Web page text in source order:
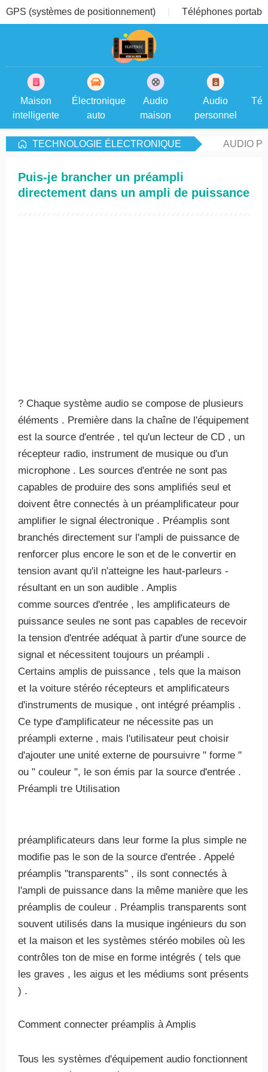
GPS (systèmes de positionnement) Téléphones
Maison
intelligente
Électronique
auto
Audio
maison
Audio
personnel
TECHNOLOGIE ÉLECTRONIQUE AUDIO
Puis-je brancher un préampli
directement dans un ampli de puissance
? Chaque système audio se compose de plusieurs
éléments . Première dans la chaîne de l'équipement
est la source d'entrée , tel qu'un lecteur de CD , un
récepteur radio, instrument de musique ou d'un
microphone . Les sources d'entrée ne sont pas
capables de produire des sons amplifiés seul et
doivent être connectés à un préamplificateur pour
amplifier le signal électronique . Préamplis sont
branchés directement sur l'ampli de puissance de
renforcer plus encore le son et de le convertir en
tension avant qu'il n'atteigne les haut-parleurs -
résultant en un son audible . Amplis
comme sources d'entrée , les amplificateurs de
puissance seules ne sont pas capables de recevoir
la tension d'entrée adéquat à partir d'une source de
signal et nécessitent toujours un préampli .
Certains amplis de puissance , tels que la maison
et la voiture stéréo récepteurs et amplificateurs
d'instruments de musique , ont intégré préamplis .
Ce type d'amplificateur ne nécessite pas un
préampli externe , mais l'utilisateur peut choisir
d'ajouter une unité externe de poursuivre " forme "
ou " couleur ", le son émis par la source d'entrée .
Préampli tre Utilisation
préamplificateurs dans leur forme la plus simple ne
modifie pas le son de la source d'entrée . Appelé
préamplis "transparents" , ils sont connectés à
l'ampli de puissance dans la même manière que les
préamplis de couleur . Préamplis transparents sont
souvent utilisés dans la musique ingénieurs du son
et la maison et les systèmes stéréo mobiles où les
contrôles ton de mise en forme intégrés ( tels que
les graves , les aigus et les médiums sont présents
) .
Comment connecter préamplis à Amplis
Tous les systèmes d'équipement audio fonctionnent